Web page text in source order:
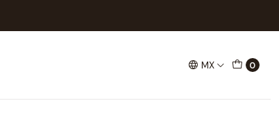
MX 0
Azúcar - Monk Fruit